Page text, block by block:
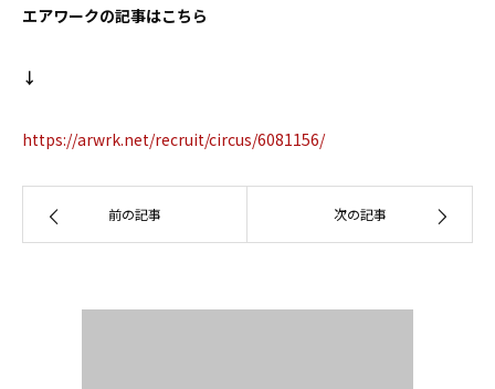
エアワークの記事はこちら
↓
https://arwrk.net/recruit/circus/6081156/
前の記事 次の記事